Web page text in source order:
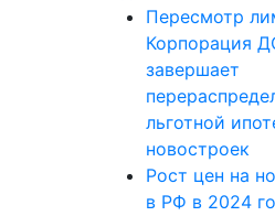
Пересмотр
Корпорация
завершает
льготной
новостроек
Рост цен на
в РФ в 2024